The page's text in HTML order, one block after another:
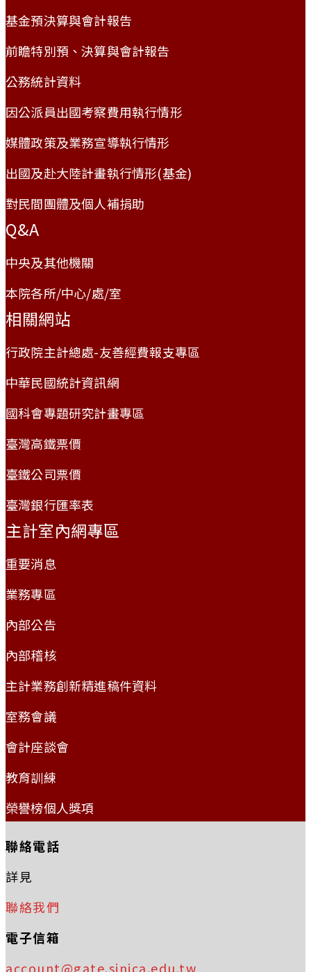
基金預決算與會計報告
前瞻特別預、決算與會計報告
公務統計資料
因公派員出國考察費用執行情形
媒體政策及業務宣導執行情形
出國及赴大陸計畫執行情形(基金)
對民間團體及個人補捐助
Q&A
中央及其他機關
本院各所/中心/處/室
相關網站
行政院主計總處-友善經費報支專區
中華民國統計資訊網
國科會專題研究計畫專區
臺灣高鐵票價
臺鐵公司票價
臺灣銀行匯率表
主計室內網專區
重要消息
業務專區
內部公告
內部稽核
主計業務創新精進稿件資料
室務會議
會計座談會
教育訓練
榮譽榜個人獎項
聯絡電話
詳見
聯絡我們
電子信箱
account@gate.sinica.edu.tw